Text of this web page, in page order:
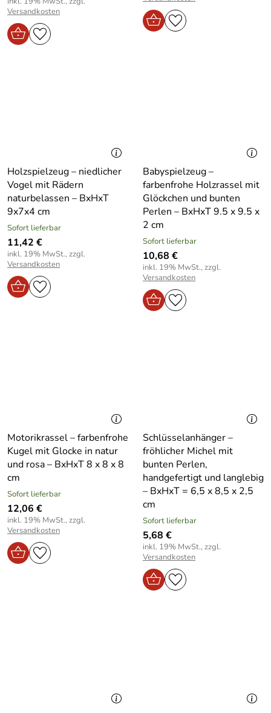
Versandkosten
Holzspielzeug – niedlicher
Vogel mit Rädern
naturbelassen – BxHxT
9x7x4 cm
Sofort lieferbar
11,42 €
inkl. 19% MwSt., zzgl.
Versandkosten
Babyspielzeug –
farbenfrohe Holzrassel mit
Glöckchen und bunten
Perlen – BxHxT 9.5 x 9.5 x
2 cm
Sofort lieferbar
10,68 €
inkl. 19% MwSt., zzgl.
Versandkosten
Motorikrassel – farbenfrohe
Kugel mit Glocke in natur
und rosa – BxHxT 8 x 8 x 8
cm
Sofort lieferbar
12,06 €
inkl. 19% MwSt., zzgl.
Versandkosten
Schlüsselanhänger –
fröhlicher Michel mit
bunten Perlen,
handgefertigt und langlebig
– BxHxT = 6,5 x 8,5 x 2,5
cm
Sofort lieferbar
5,68 €
inkl. 19% MwSt., zzgl.
Versandkosten